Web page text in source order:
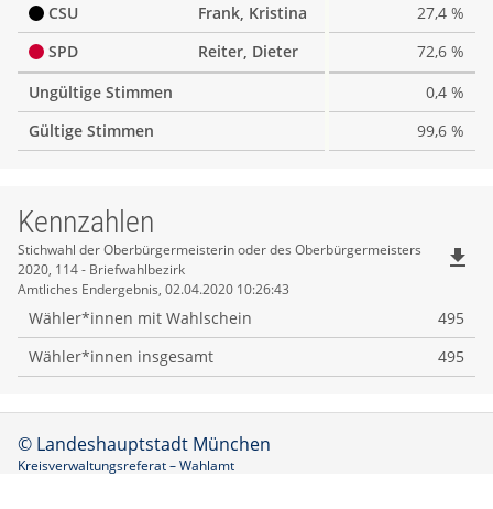
CSU
Frank, Kristina
27,4 %
SPD
Reiter, Dieter
72,6 %
Ungültige Stimmen
0,4 %
Gültige Stimmen
99,6 %
Kennzahlen
Kennzahlen
Stichwahl der Oberbürgermeisterin oder des Oberbürgermeisters
2020, 114 - Briefwahlbezirk
Amtliches Endergebnis, 02.04.2020 10:26:43
file_download
Wähler*innen mit Wahlschein
495
Wähler*innen insgesamt
495
© Landeshauptstadt München
Kreisverwaltungsreferat – Wahlamt